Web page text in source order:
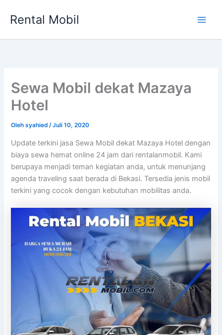
Rental Mobil
Sewa Mobil dekat Mazaya
Hotel
Olehsyahied/Juli 10, 2020
Update terkini jasa Sewa Mobil dekat Mazaya Hotel dengan
biaya sewa hemat online 24 jam dari rentalanmobil. Kami
berupaya menjadi teman kegiatan anda, untuk menunjang
agenda traveling saat berada di Bekasi. Tersedia jenis mobil
terkini yang cocok dengan kebutuhan mobilitas anda.